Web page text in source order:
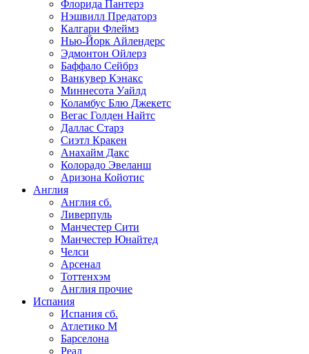
Флорида Пантерз
Нэшвилл Предаторз
Калгари Флеймз
Нью-Йорк Айлендерс
Эдмонтон Ойлерз
Баффало Сейбрз
Ванкувер Кэнакс
Миннесота Уайлд
Коламбус Блю Джекетс
Вегас Голден Найтс
Даллас Старз
Сиэтл Кракен
Анахайм Дакс
Колорадо Эвеланш
Аризона Койотис
Англия
Англия сб.
Ливерпуль
Манчестер Сити
Манчестер Юнайтед
Челси
Арсенал
Тоттенхэм
Англия прочие
Испания
Испания сб.
Атлетико М
Барселона
Реал